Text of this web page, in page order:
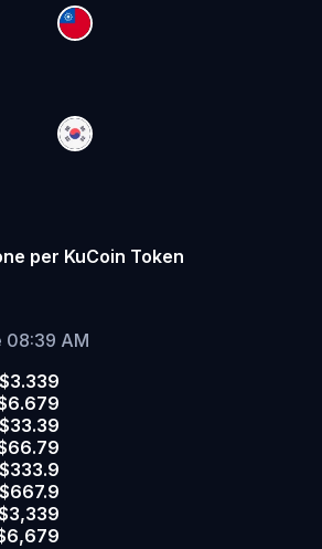
per KuCoin Token
08:39 AM
$3.339
$33.39
$333.9
$667.9